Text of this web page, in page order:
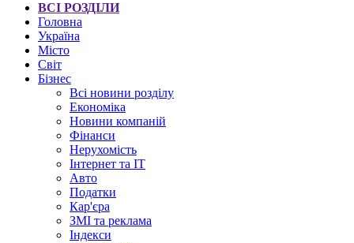
ВСІ РОЗДІЛИ
Головна
Україна
Місто
Світ
Бізнес
Всі новини розділу
Економіка
Новини компаній
Фінанси
Нерухомість
Інтернет та IT
Авто
Податки
Кар'єра
ЗМІ та реклама
Індекси